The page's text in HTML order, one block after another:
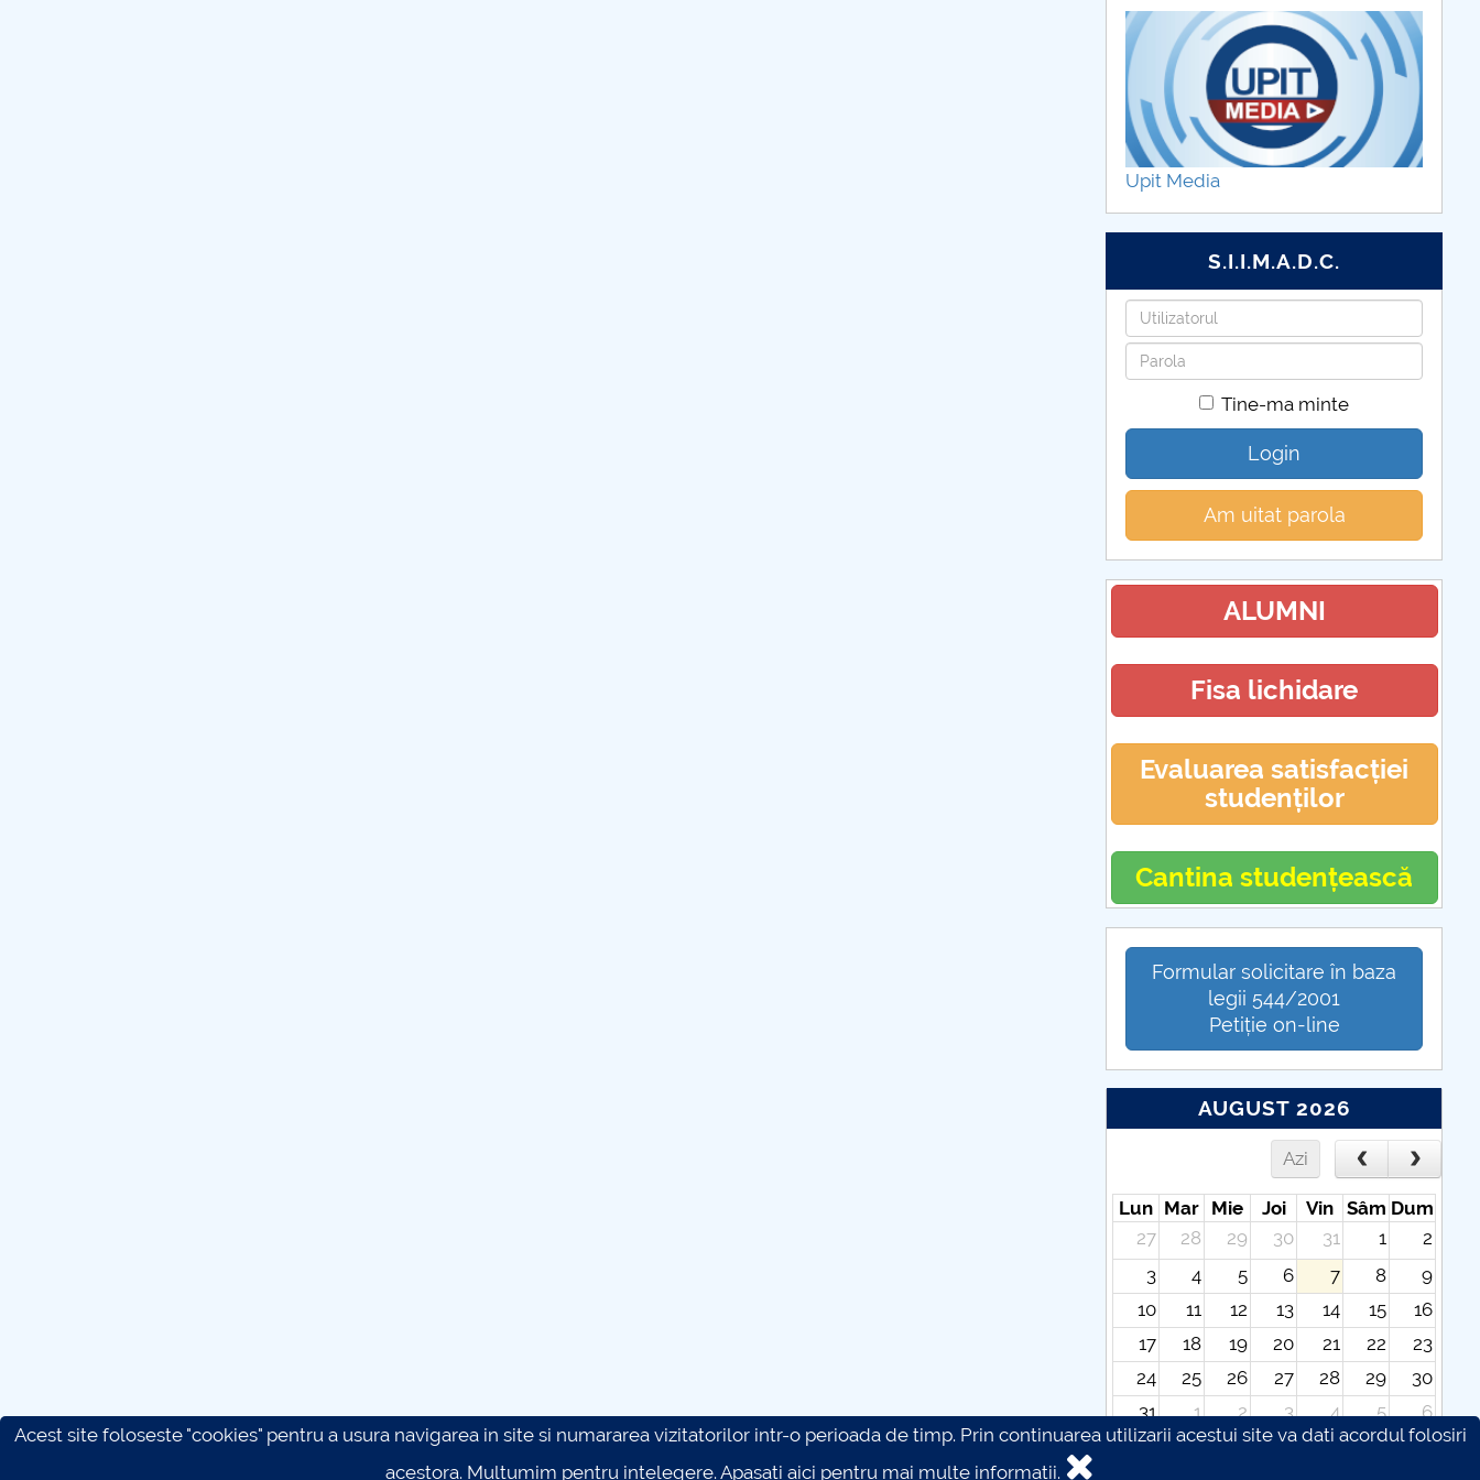
Upit Media
S.I.I.M.A.D.C.
Utilizatorul
Parola
Tine-ma minte
Login
Am uitat parola
ALUMNI
Fisa lichidare
Evaluarea satisfacției
studenților
Cantina studențească
Formular solicitare în baza
legii 544/2001
Petiție on-line
AUGUST 2026
Azi
Lun Mar Mie Joi Vin Sâm Dum
27
28 29 30 31 1
2
3
4 5 6 7 8
9
10
11 12 13 14 15
16
17
18 19 20 21 22
23
24
25 26 27 28 29
30
31
1 2 3 4 5
6
Acest site foloseste "cookies" pentru a usura navigarea in site si numararea vizitatorilor intr-o perioada de timp. Prin continuarea utilizarii acestui site va dati acordul folosiri
acestora. Multumim pentru intelegere.Apasati aici pentru mai multe informatii.